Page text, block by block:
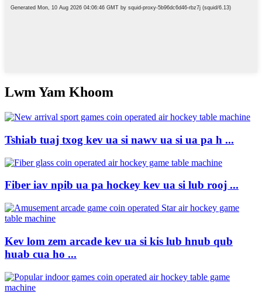
Lwm Yam Khoom
Tshiab tuaj txog kev ua si nawv ua si ua pa h ...
Fiber iav npib ua pa hockey kev ua si lub rooj ...
Kev lom zem arcade kev ua si kis lub hnub qub
huab cua ho ...